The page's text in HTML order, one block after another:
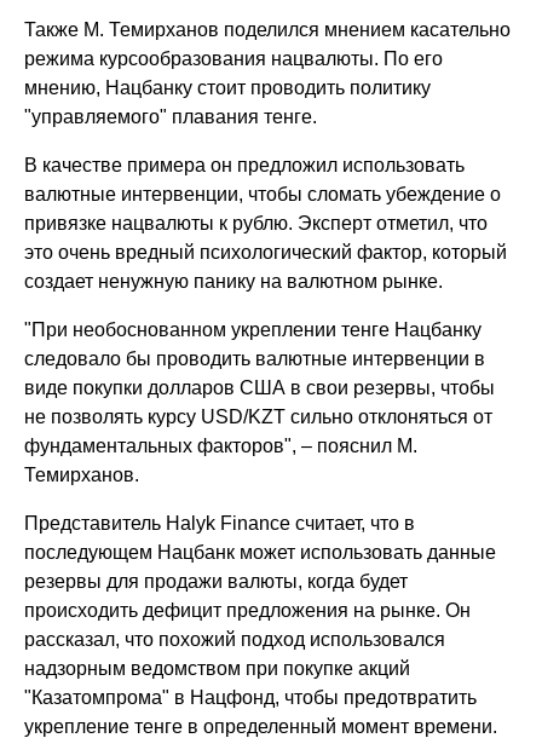
Также М. Темирханов поделился мнением касательно
режима курсообразования нацвалюты. По его
мнению, Нацбанку стоит проводить политику
"управляемого" плавания тенге.
В качестве примера он предложил использовать
валютные интервенции, чтобы сломать убеждение о
привязке нацвалюты к рублю. Эксперт отметил, что
это очень вредный психологический фактор, который
создает ненужную панику на валютном рынке.
"При необоснованном укреплении тенге Нацбанку
следовало бы проводить валютные интервенции в
виде покупки долларов США в свои резервы, чтобы
не позволять курсу USD/KZT сильно отклоняться от
фундаментальных факторов", – пояснил М.
Темирханов.
Представитель Halyk Finance считает, что в
последующем Нацбанк может использовать данные
резервы для продажи валюты, когда будет
происходить дефицит предложения на рынке. Он
рассказал, что похожий подход использовался
надзорным ведомством при покупке акций
"Казатомпрома" в Нацфонд, чтобы предотвратить
укрепление тенге в определенный момент времени.